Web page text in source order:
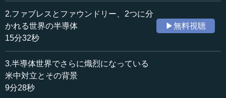
科学技術
科学技術一般
≪全文≫
もう1つ大きな話は「ラピダス（Rapidus）」という会社
です。2022年11月10日にこの会社が政府の支援を得て半導
体を作ることになりました。ラピダスというのはラテン語
2.ファブレスとファウンドリー、2つに分
かれる世界の半導体
15分32秒
▶無料視聴
3.半導体世界でさらに熾烈になっている
米中対立とその背景
9分28秒